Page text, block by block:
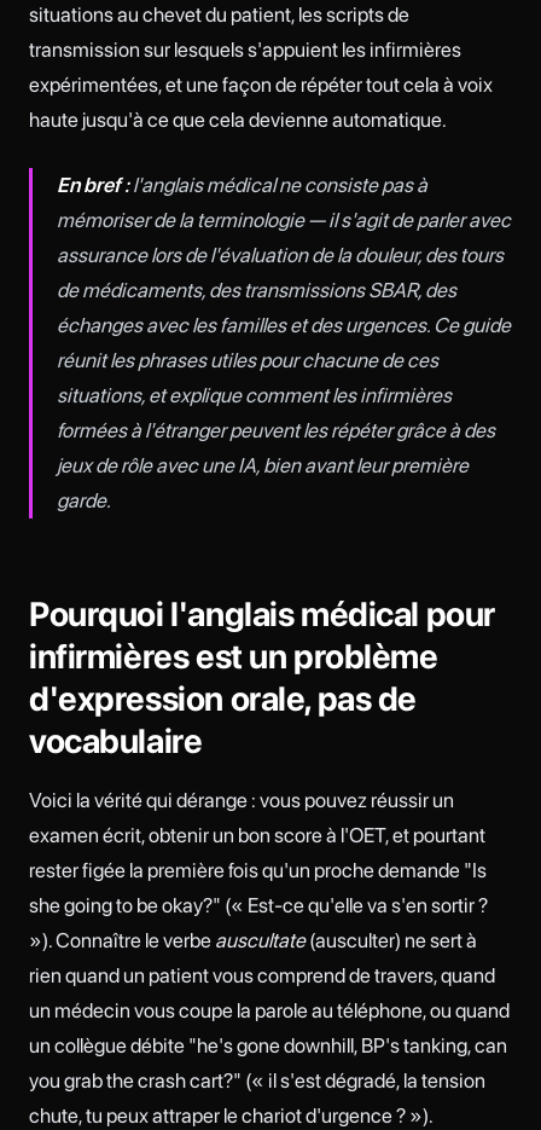
situations au chevet du patient, les scripts de
transmission sur lesquels s'appuient les infirmières
expérimentées, et une façon de répéter tout cela à voix
haute jusqu'à ce que cela devienne automatique.
En bref :l'anglais médical ne consiste pas à
mémoriser de la terminologie — il s'agit de parler avec
assurance lors de l'évaluation de la douleur, des tours
de médicaments, des transmissions SBAR, des
échanges avec les familles et des urgences. Ce guide
réunit les phrases utiles pour chacune de ces
situations, et explique comment les infirmières
formées à l'étranger peuvent les répéter grâce à des
jeux de rôle avec une IA, bien avant leur première
garde.
Pourquoi l'anglais médical pour
infirmières est un problème
d'expression orale, pas de
vocabulaire
Voici la vérité qui dérange : vous pouvez réussir un
examen écrit, obtenir un bon score à l'OET, et pourtant
rester figée la première fois qu'un proche demande "Is
she going to be okay?" (« Est-ce qu'elle va s'en sortir ?
»). Connaître le verbe auscultate(ausculter) ne sert à
rien quand un patient vous comprend de travers, quand
un médecin vous coupe la parole au téléphone, ou quand
un collègue débite "he's gone downhill, BP's tanking, can
you grab the crash cart?" (« il s'est dégradé, la tension
chute, tu peux attraper le chariot d'urgence ? »).